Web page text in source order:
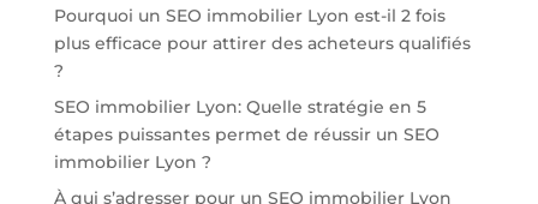
Pourquoi un SEO immobilier Lyon est-il 2 fois
plus efficace pour attirer des acheteurs qualifiés
?
SEO immobilier Lyon: Quelle stratégie en 5
étapes puissantes permet de réussir un SEO
immobilier Lyon ?
À qui s’adresser pour un SEO immobilier Lyon